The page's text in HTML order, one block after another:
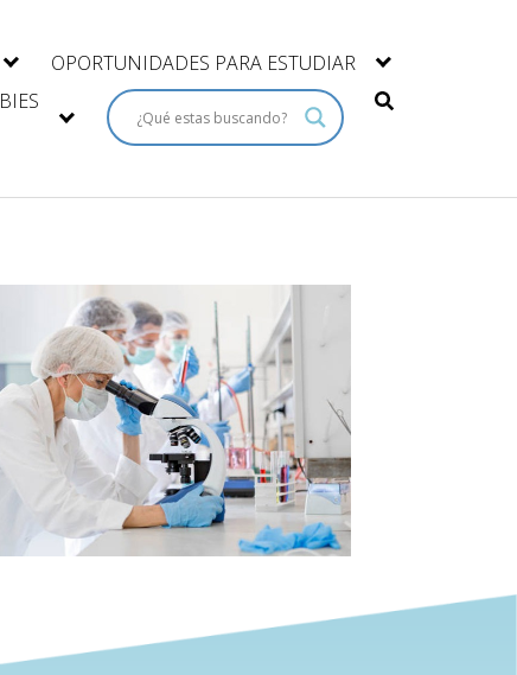
OPORTUNIDADES PARA ESTUDIAR